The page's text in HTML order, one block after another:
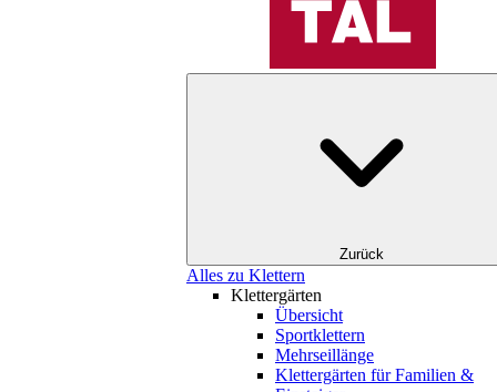
Zurück
Alles zu Klettern
Klettergärten
Übersicht
Sportklettern
Mehrseillänge
Klettergärten für Familien &